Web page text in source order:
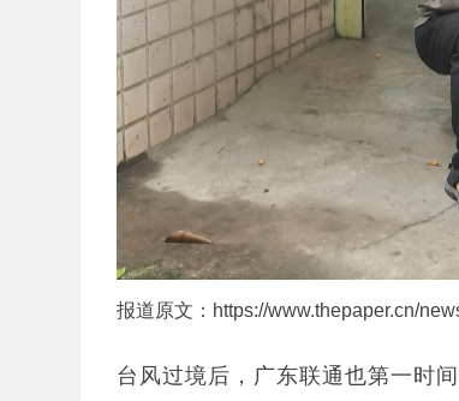
报道原文：https://www.thepaper.cn/
台风过境后，广东联通也第一时